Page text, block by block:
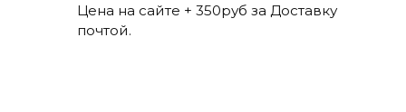
Цена на сайте + 350руб за Доставку
почтой.